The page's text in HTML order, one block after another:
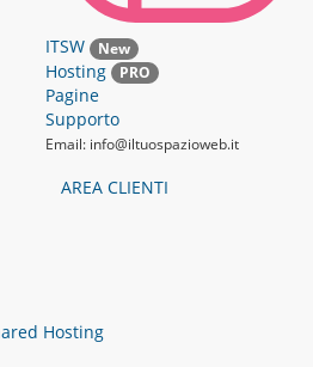
ITSW New
Hosting PRO
Pagine
Supporto
Email: info@iltuospazioweb.it
AREA CLIENTI